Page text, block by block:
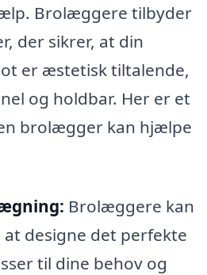
Brolæggere tilbyder
der sikrer, at din
er æstetisk tiltalende,
og holdbar. Her er et
brolægger kan hjælpe
Brolæggere kan
at designe det perfekte
til dine behov og